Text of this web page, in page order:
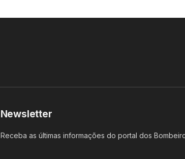
Newsletter
Receba as últimas informações do portal dos